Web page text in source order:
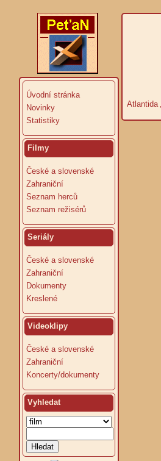
Úvodní stránka
Novinky
Statistiky
Filmy
České a slovenské
Zahraniční
Seznam herců
Seznam režisérů
Seriály
České a slovenské
Zahraniční
Dokumenty
Kreslené
Videoklipy
České a slovenské
Zahraniční
Koncerty/dokumenty
Vyhledat
Atlantida